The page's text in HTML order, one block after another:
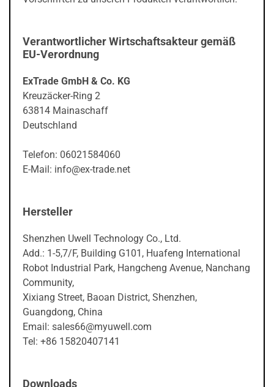
Verantwortlicher Wirtschaftsakteur gemäß
EU-Verordnung
ExTrade GmbH & Co. KG
Kreuzäcker-Ring 2
63814 Mainaschaff
Deutschland
Telefon: 06021584060
E-Mail: info@ex-trade.net
Hersteller
Shenzhen Uwell Technology Co., Ltd.
Add.: 1-5,7/F, Building G101, Huafeng International
Robot Industrial Park, Hangcheng Avenue, Nanchang
Community,
Xixiang Street, Baoan District, Shenzhen,
Guangdong, China
Email: sales66@myuwell.com
Tel: +86 15820407141
Downloads